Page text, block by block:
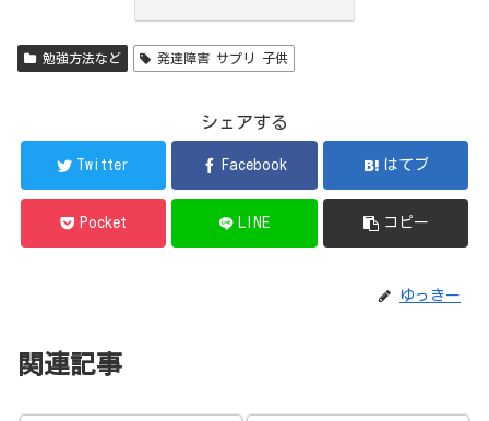
勉強方法など 発達障害 サプリ 子供
シェアする
Twitter Facebook はてブ
Pocket LINE コピー
ゆっきー
関連記事